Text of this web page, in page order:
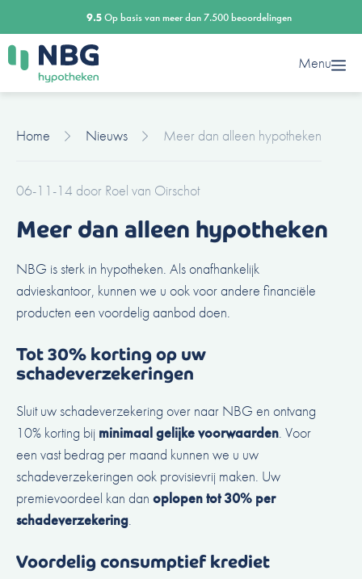
naar
de
inhoud
9.5Op basis van meer dan 7.500 beoordelingen
Menu
Home Nieuws Meer dan alleen hypotheken
06-11-14 door Roel van Oirschot
Meer dan alleen hypotheken
NBG is sterk in hypotheken. Als onafhankelijk
advieskantoor, kunnen we u ook voor andere financiële
producten een voordelig aanbod doen.
Tot 30% korting op uw
schadeverzekeringen
Sluit uw schadeverzekering over naar NBG en ontvang
10% korting bij minimaal gelijke voorwaarden. Voor
een vast bedrag per maand kunnen we u uw
schadeverzekeringen ook provisievrij maken. Uw
premievoordeel kan dan oplopen tot 30% per
schadeverzekering.
Voordelig consumptief krediet